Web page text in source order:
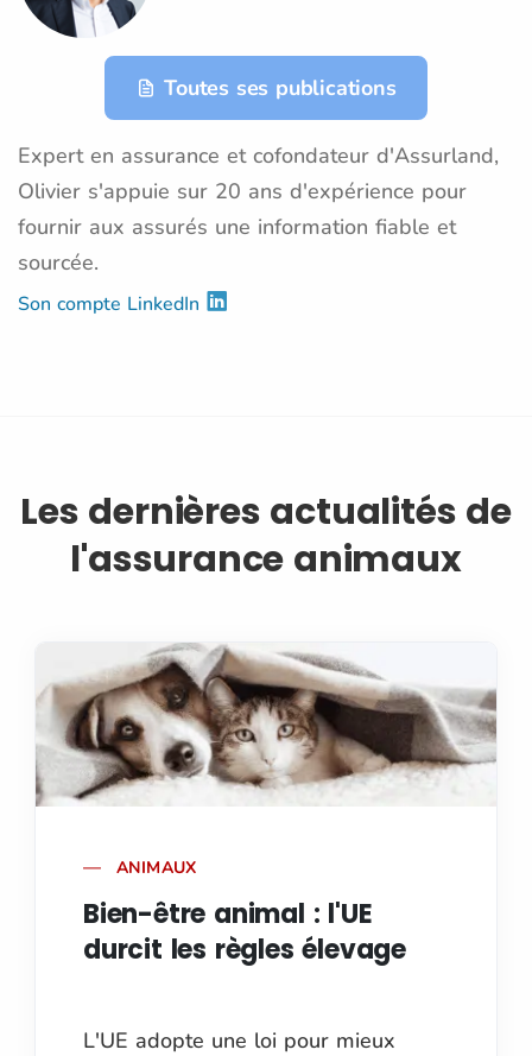
Toutes ses publications
Expert en assurance et cofondateur d'Assurland,
Olivier s'appuie sur 20 ans d'expérience pour
fournir aux assurés une information fiable et
sourcée.
Son compte LinkedIn
Les dernières actualités de
l'assurance animaux
ANIMAUX
Bien-être animal : l'UE
durcit les règles élevage
L'UE adopte une loi pour mieux